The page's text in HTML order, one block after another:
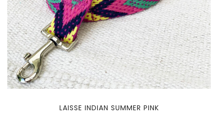
LAISSE INDIAN SUMMER PINK